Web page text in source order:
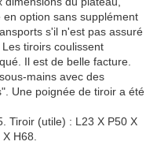
option sans supplément
s'il n'est pas assuré
tiroirs coulissent
Il est de belle facture.
mains avec des
Une poignée de tiroir a été
Tiroir (utile) : L23 X P50 X
H68.